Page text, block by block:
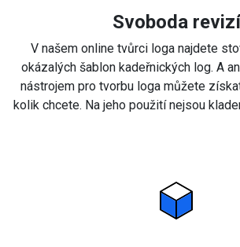
Svoboda revizí
V našem online tvůrci loga najdete
okázalých šablon kadeřnických log. A
nástrojem pro tvorbu loga můžete
kolik chcete. Na jeho použití nejsou